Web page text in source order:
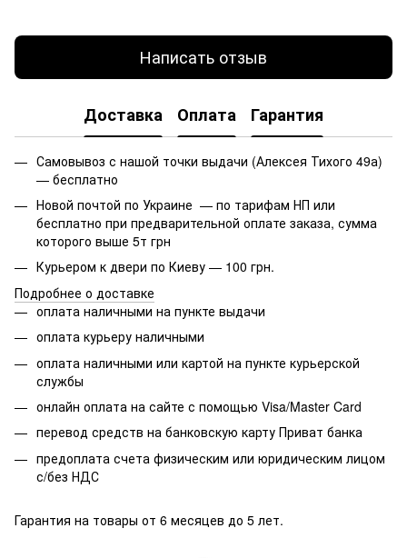
Написать отзыв
Доставка Оплата Гарантия
Самовывоз с нашой точки выдачи (Алексея Тихого 49а)
— бесплатно
Новой почтой по Украине — по тарифам НП или
бесплатно при предварительной оплате заказа, сумма
которого выше 5т грн
Курьером к двери по Киеву — 100 грн.
Подробнее о доставке
оплата наличными на пункте выдачи
оплата курьеру наличными
оплата наличными или картой на пункте курьерской
службы
онлайн оплата на сайте с помощью Visa/Master Card
перевод средств на банковскую карту Приват банка
предоплата счета физическим или юридическим лицом
с/без НДС
Гарантия на товары от 6 месяцев до 5 лет.